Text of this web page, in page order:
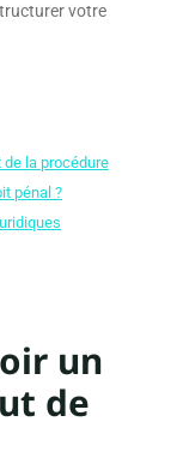
votre
de la procédure
pénal ?
un
de